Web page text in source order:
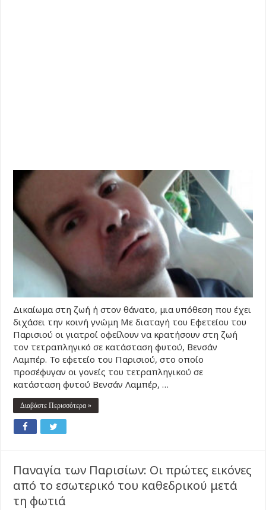
Δικαίωμα στη ζωή ή στον θάνατο, μια υπόθεση που έχει
διχάσει την κοινή γνώμη Με διαταγή του Εφετείου του
Παρισιού οι γιατροί οφείλουν να κρατήσουν στη ζωή
τον τετραπληγικό σε κατάσταση φυτού, Βενσάν
Λαμπέρ. Το εφετείο του Παρισιού, στο οποίο
προσέφυγαν οι γονείς του τετραπληγικού σε
κατάσταση φυτού Βενσάν Λαμπέρ, …
Διαβάστε Περισσότερα »
Παναγία των Παρισίων: Οι πρώτες εικόνες
από το εσωτερικό του καθεδρικού μετά
τη φωτιά